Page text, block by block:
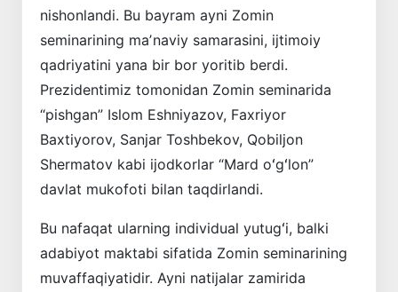
nishonlandi. Bu bayram ayni Zomin
seminarining maʼnaviy samarasini, ijtimoiy
qadriyatini yana bir bor yoritib berdi.
Prezidentimiz tomonidan ­Zomin seminarida
“pishgan” Islom Eshniyazov, Faxriyor
Baxtiyorov, Sanjar Toshbekov, Qobiljon
Shermatov kabi ijodkorlar “Mard oʻgʻlon”
davlat mukofoti bilan taqdirlandi.
Bu nafaqat ularning individual yutugʻi, balki
adabiyot maktabi sifatida Zomin seminarining
muvaffaqiyatidir. Ayni natijalar zamirida